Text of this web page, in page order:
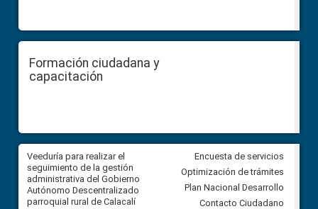
Formación ciudadana y
capacitación
Veeduría para realizar el
seguimiento de la gestión
administrativa del Gobierno
Autónomo Descentralizado
parroquial rural de Calacalí
Veeduría para vigilar los
derivados de la Audiencia
comunidad Urbina, parroquia
Carolina
Encuesta de servicios
Optimización de trámites
Plan Nacional Desarrollo
Contacto Ciudadano